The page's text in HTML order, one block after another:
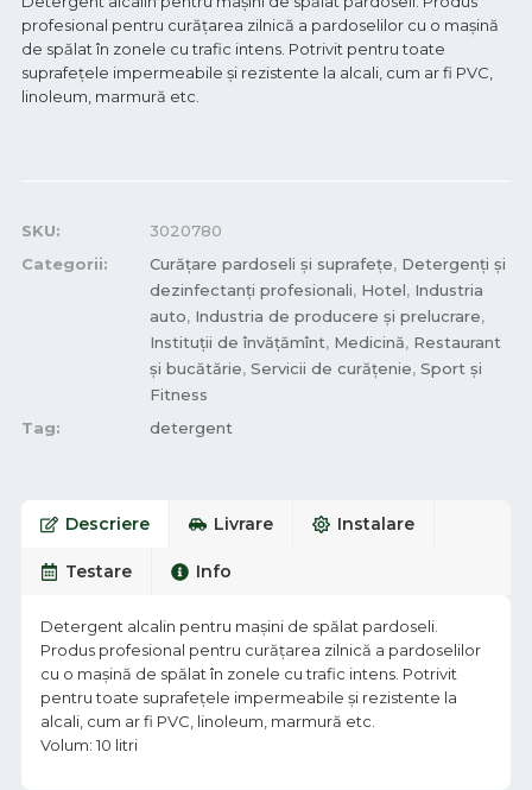
profesional pentru curățarea zilnică a pardoselilor cu o mașină
de spălat în zonele cu trafic intens. Potrivit pentru toate
suprafețele impermeabile și rezistente la alcali, cum ar fi PVC,
linoleum, marmură etc.
SKU:
3020780
Categorii:
Curățare pardoseli și suprafețe, Detergenți și
dezinfectanți profesionali, Hotel, Industria
auto, Industria de producere și prelucrare,
Instituții de învățămînt, Medicină, Restaurant
și bucătărie, Servicii de curățenie, Sport și
Fitness
Tag:
detergent
Descriere Livrare Instalare
Testare Info
Detergent alcalin pentru mașini de spălat pardoseli.
Produs profesional pentru curățarea zilnică a pardoselilor
cu o mașină de spălat în zonele cu trafic intens. Potrivit
pentru toate suprafețele impermeabile și rezistente la
alcali, cum ar fi PVC, linoleum, marmură etc.
Volum: 10 litri